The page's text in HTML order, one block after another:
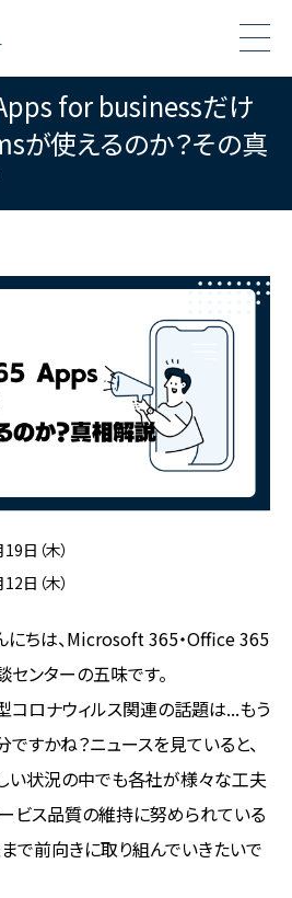
for businessだけ
が使えるのか？その真
日（木）
日（木）
にちは、Microsoft 365・Office 365
センターの五味です。
コロナウィルス関連の話題は...もう
ですかね？ニュースを見ていると、
い状況の中でも各社が様々な工夫
ビス品質の維持に努められている
まで前向きに取り組んでいきたいで